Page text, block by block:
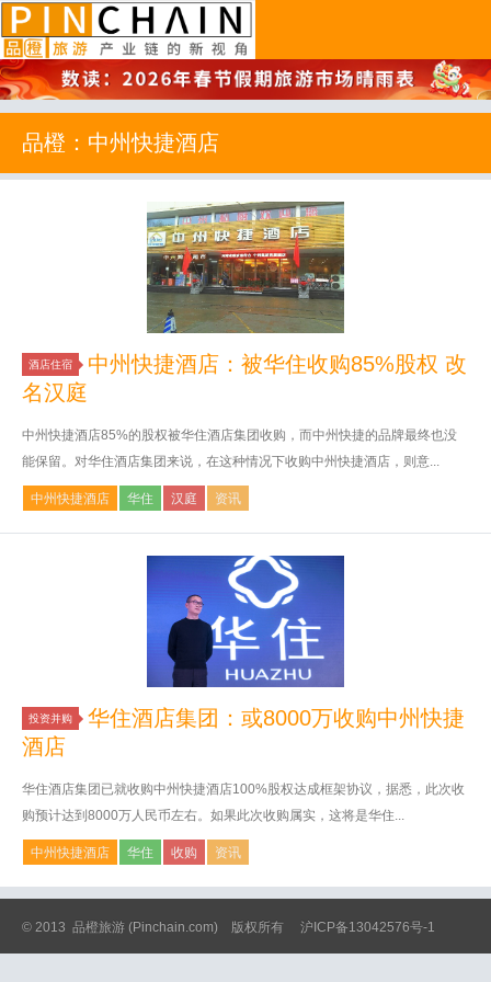
品橙旅游
品橙：中州快捷酒店
酒店住宿
中州快捷酒店：被华住收购85%股权 改
名汉庭
中州快捷酒店85%的股权被华住酒店集团收购，而中州快捷的品牌最终也没
能保留。对华住酒店集团来说，在这种情况下收购中州快捷酒店，则意...
中州快捷酒店 华住 汉庭 资讯
投资并购
华住酒店集团：或8000万收购中州快捷
酒店
华住酒店集团已就收购中州快捷酒店100%股权达成框架协议，据悉，此次收
购预计达到8000万人民币左右。如果此次收购属实，这将是华住...
中州快捷酒店 华住 收购 资讯
© 2013 品橙旅游 (Pinchain.com) 版权所有 沪ICP备13042576号-1